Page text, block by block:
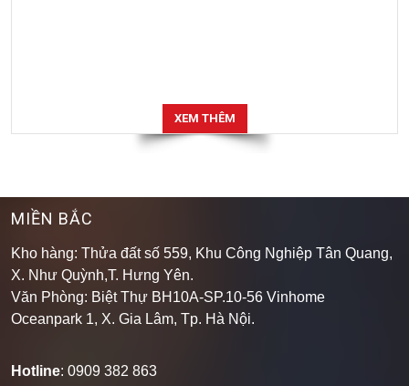
XEM THÊM
MIỀN BẮC
Kho hàng: Thửa đất số 559, Khu Công Nghiệp Tân Quang,
X. Như Quỳnh,T. Hưng Yên.
Văn Phòng: Biệt Thự BH10A-SP.10-56 Vinhome